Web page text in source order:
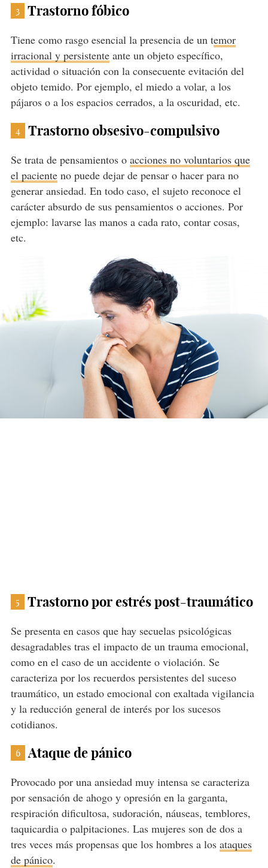
3 Trastorno fóbico
Tiene como rasgo esencial la presencia de un temor
irracional y persistenteante un objeto específico,
actividad o situación con la consecuente evitación del
objeto temido. Por ejemplo, el miedo a volar, a los
pájaros o a los espacios cerrados, a la oscuridad, etc.
4 Trastorno obsesivo-compulsivo
Se trata de pensamientos o acciones no voluntarios que
el pacienteno puede dejar de pensar o hacer para no
generar ansiedad. En todo caso, el sujeto reconoce el
carácter absurdo de sus pensamientos o acciones. Por
ejemplo: lavarse las manos a cada rato, contar cosas,
etc.
5 Trastorno por estrés post-traumático
Se presenta en casos que hay secuelas psicológicas
desagradables tras el impacto de un trauma emocional,
como en el caso de un accidente o violación. Se
caracteriza por los recuerdos persistentes del suceso
traumático, un estado emocional con exaltada vigilancia
y la reducción general de interés por los sucesos
cotidianos.
6 Ataque de pánico
Provocado por una ansiedad muy intensa se caracteriza
por sensación de ahogo y opresión en la garganta,
respiración dificultosa, sudoración, náuseas, temblores,
taquicardia o palpitaciones. Las mujeres son de dos a
tres veces más propensas que los hombres a los ataques
de pánico.